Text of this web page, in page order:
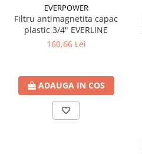
Element fixare in fundatie
Suport fixare
Placi conectare
Coltar plat fereastra
Coltari pentru unirea grinzilor
Coltar sarcini grele
EVERPOWER
Filtru antimagnetita capac
plastic 3/4" EVERLINE
160,66 Lei
ADAUGA IN COS